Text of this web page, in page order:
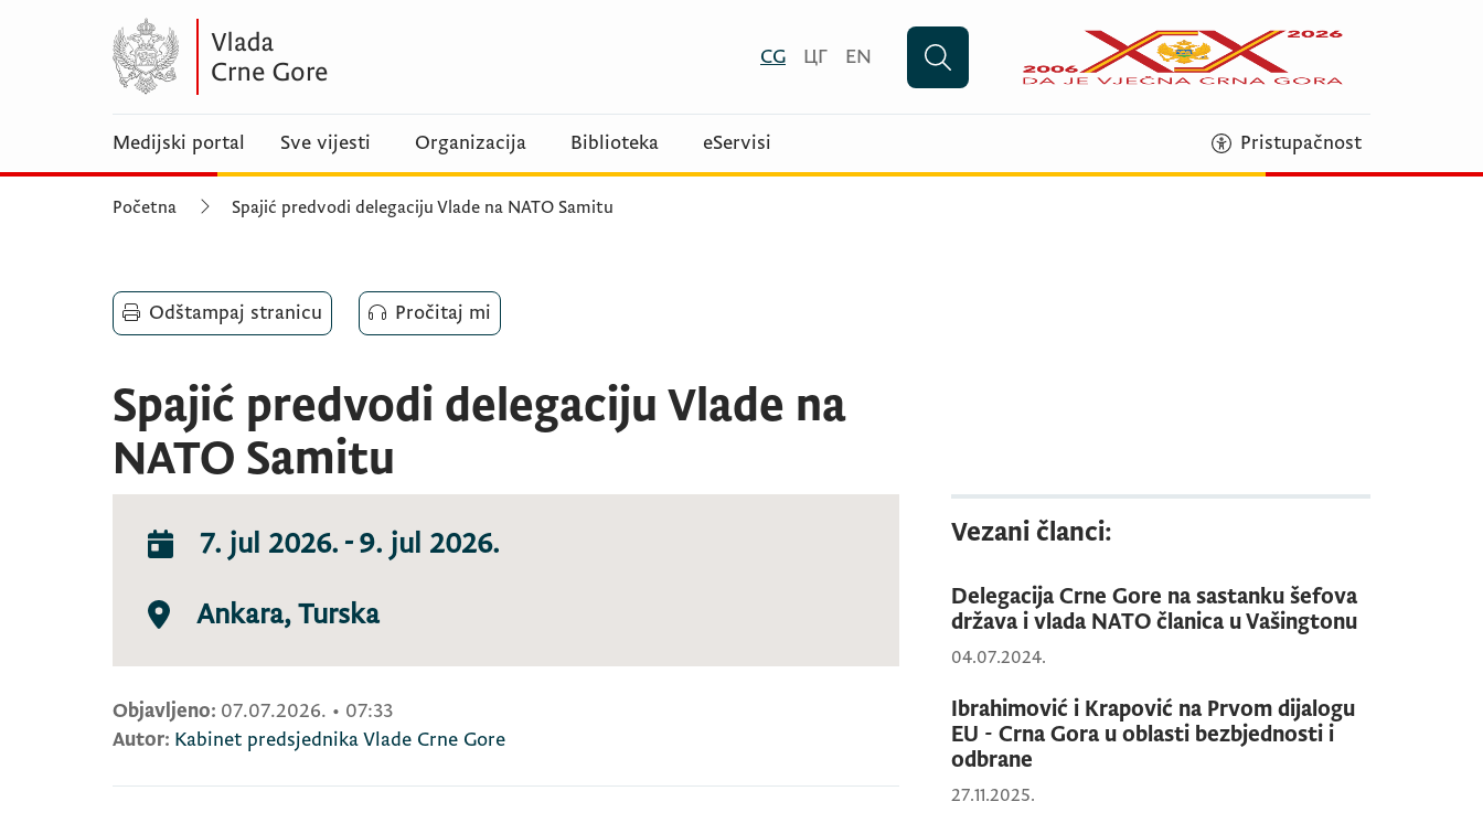
CG ЦГ EN
Medijski portal Sve vijesti Organizacija Biblioteka eServisi Pristupačnost
Početna Spajić predvodi delegaciju Vlade na NATO Samitu
Odštampaj stranicu Pročitaj mi
Spajić predvodi delegaciju Vlade na
NATO Samitu
7. jul 2026. -9. jul 2026.
Ankara, Turska
Objavljeno: 07.07.2026. • 07:33
Autor: Kabinet predsjednika Vlade Crne Gore
Vezani članci:
Delegacija Crne Gore na sastanku šefova
država i vlada NATO članica u Vašingtonu
04.07.2024.
Ibrahimović i Krapović na Prvom dijalogu
EU - Crna Gora u oblasti bezbjednosti i
odbrane
27.11.2025.